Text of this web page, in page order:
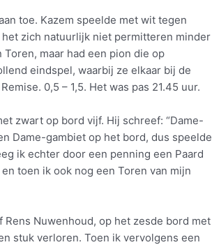
toe. Kazem speelde met wit tegen
zich natuurlijk niet permitteren minder
Toren, maar had een pion die op
eindspel, waarbij ze elkaar bij de
0,5 – 1,5. Het was pas 21.45 uur.
zwart op bord vijf. Hij schreef: “Dame-
Dame-gambiet op het bord, dus speelde
ik echter door een penning een Paard
toen ik ook nog een Toren van mijn
Nuwenhoud, op het zesde bord met
stuk verloren. Toen ik vervolgens een